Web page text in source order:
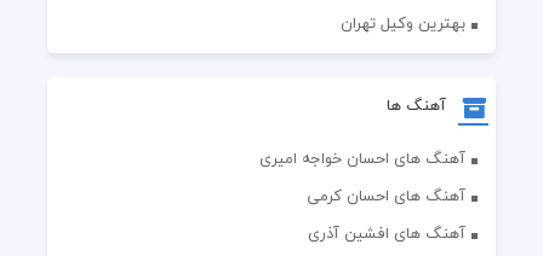
بهترین وکیل تهران
آهنگ ها
آهنگ های احسان خواجه امیری
آهنگ های احسان کرمی
آهنگ های افشین آذری